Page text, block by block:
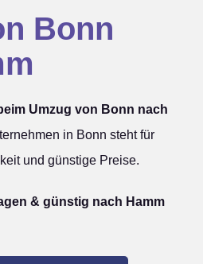
Bonn
Umzug von Bonn nach
in Bonn steht für
und günstige Preise.
& günstig nach Hamm